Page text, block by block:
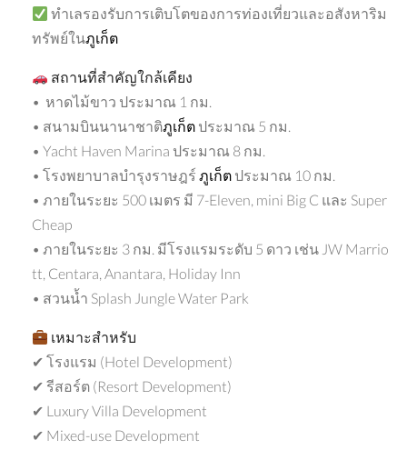
ทำเลรองรับการเติบโตของการท่องเที่ยวและอสังหาริม
ทรัพย์ในภูเก็ต
สถานที่สำคัญใกล้เคียง
• หาดไม้ขาว ประมาณ 1 กม.
• สนามบินนานาชาติภูเก็ต ประมาณ 5 กม.
• Yacht Haven Marina ประมาณ 8 กม.
• โรงพยาบาลบำรุงราษฎร์ ภูเก็ต ประมาณ 10 กม.
• ภายในระยะ 500 เมตร มี 7-Eleven, mini Big C และ Super
Cheap
• ภายในระยะ 3 กม. มีโรงแรมระดับ 5 ดาว เช่น JW Marrio
tt, Centara, Anantara, Holiday Inn
• สวนน้ำ Splash Jungle Water Park
เหมาะสำหรับ
✔ โรงแรม (Hotel Development)
✔ รีสอร์ต (Resort Development)
✔ Luxury Villa Development
✔ Mixed-use Development